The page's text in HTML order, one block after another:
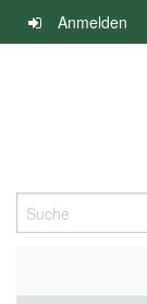
Navigation
überspringen
Anmelden
Suche